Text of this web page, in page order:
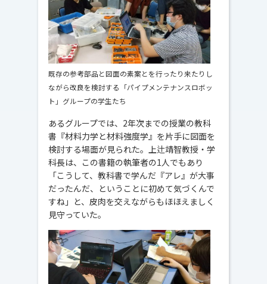
既存の参考部品と図面の素案とを行ったり来たりし
ながら改良を検討する「パイプメンテナンスロボッ
ト」グループの学生たち
あるグループでは、2年次までの授業の教科
書『材料力学と材料強度学』を片手に図面を
検討する場面が見られた。上辻靖智教授・学
科長は、この書籍の執筆者の1人でもあり
「こうして、教科書で学んだ『アレ』が大事
だったんだ、ということに初めて気づくんで
すね」と、皮肉を交えながらもほほえましく
見守っていた。